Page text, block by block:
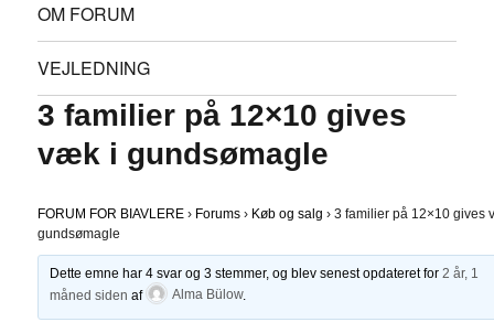
OM FORUM
VEJLEDNING
3 familier på 12×10 gives
væk i gundsømagle
FORUM FOR BIAVLERE › Forums › Køb og salg › 3 familier på 12×10 gives
gundsømagle
Dette emne har 4 svar og 3 stemmer, og blev senest opdateret for 2 år, 1
måned siden af Alma Bülow.